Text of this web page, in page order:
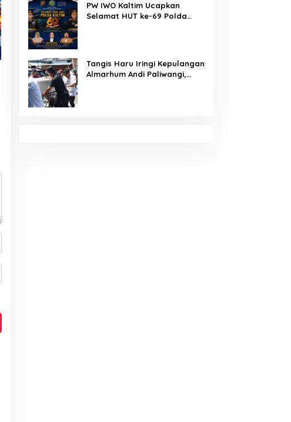
PW IWO Kaltim Ucapkan
Selamat HUT ke-69 Polda
Tangis Haru Iringi Kepulangan
Almarhum Andi Paliwangi,